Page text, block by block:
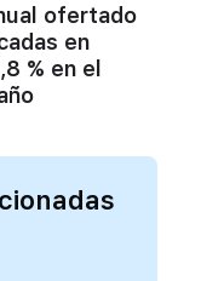
ofertado
en
% en el